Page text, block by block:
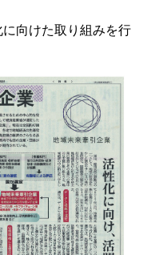
向けた取り組みを行